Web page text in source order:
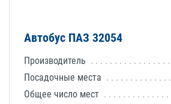
Автобус ПАЗ 32054
Производитель
Посадочные места
Общее число мест